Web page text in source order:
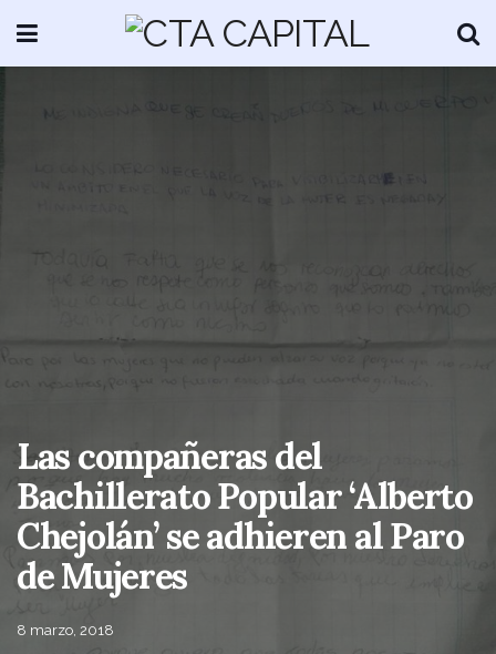
Las compañeras del
Bachillerato Popular ‘Alberto
Chejolán’ se adhieren al Paro
de Mujeres
8 marzo, 2018